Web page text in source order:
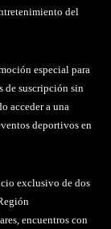
del
especial para
de suscripción sin
acceder a una
deportivos en
exclusivo de dos
encuentros con